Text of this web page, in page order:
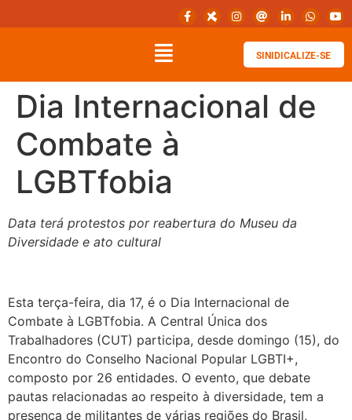
SINIDICALIZE-SE
Dia Internacional de
Combate à
LGBTfobia
Data terá protestos por reabertura do Museu da
Diversidade e ato cultural
Esta terça-feira, dia 17, é o Dia Internacional de
Combate à LGBTfobia. A Central Única dos
Trabalhadores (CUT) participa, desde domingo (15), do
Encontro do Conselho Nacional Popular LGBTI+,
composto por 26 entidades. O evento, que debate
pautas relacionadas ao respeito à diversidade, tem a
presença de militantes de várias regiões do Brasil,